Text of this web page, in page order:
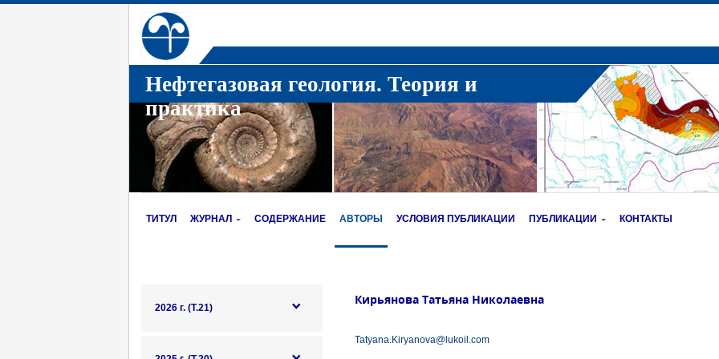
Нефтегазовая геология. Теория и
практика
ТИТУЛ ЖУРНАЛ СОДЕРЖАНИЕ АВТОРЫ УСЛОВИЯ ПУБЛИКАЦИИ ПУБЛИКАЦИИ КОНТАКТЫ
2026 г. (Т.21)
Кирьянова Татьяна Николаевна
Tatyana.Kiryanova@lukoil.com